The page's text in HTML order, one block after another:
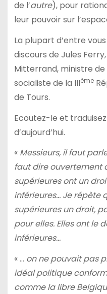
de l’autre), pour
leur pouvoir sur
La plupart d’entre
discours de Jules
Mitterrand, ministre de
socialiste de la IIIème
de Tours.
Ecoutez-le et
d’aujourd’hui.
« Messieurs, il faut
faut dire ouvertement
supérieures ont un
inférieures… Je répète
supérieures un droit,
pour elles. Elles ont le
inférieures…
« … on ne pouvait pas
idéal politique
comme la libre